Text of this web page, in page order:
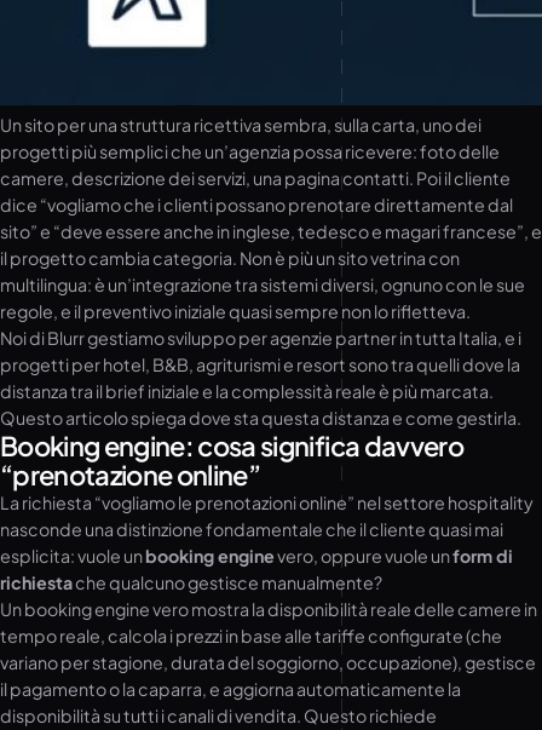
Un sito per una struttura ricettiva sembra, sulla carta, uno dei
progetti più semplici che un’agenzia possa ricevere: foto delle
camere, descrizione dei servizi, una pagina contatti. Poi il cliente
dice “vogliamo che i clienti possano prenotare direttamente dal
sito” e “deve essere anche in inglese, tedesco e magari francese”, e
il progetto cambia categoria. Non è più un sito vetrina con
multilingua: è un’integrazione tra sistemi diversi, ognuno con le sue
regole, e il preventivo iniziale quasi sempre non lo rifletteva.
Noi di Blurr gestiamo sviluppo per agenzie partner in tutta Italia, e i
progetti per hotel, B&B, agriturismi e resort sono tra quelli dove la
distanza tra il brief iniziale e la complessità reale è più marcata.
Questo articolo spiega dove sta questa distanza e come gestirla.
Booking engine: cosa significa davvero
“prenotazione online”
La richiesta “vogliamo le prenotazioni online” nel settore hospitality
nasconde una distinzione fondamentale che il cliente quasi mai
esplicita: vuole unbooking enginevero, oppure vuole unform di
richiestache qualcuno gestisce manualmente?
Un booking engine vero mostra la disponibilità reale delle camere in
tempo reale, calcola i prezzi in base alle tariffe configurate (che
variano per stagione, durata del soggiorno, occupazione), gestisce
il pagamento o la caparra, e aggiorna automaticamente la
disponibilità su tutti i canali di vendita. Questo richiede